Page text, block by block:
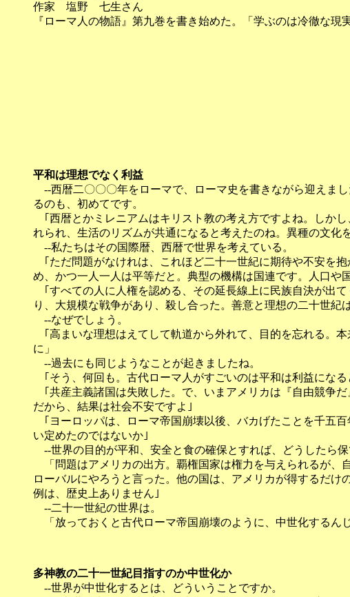
作家 塩野 七生さん
『ローマ人の物語』第九巻を書き始めた。「学ぶのは冷徹な現
平和は理想でなく利益
--西暦二〇〇〇年をローマで、ローマ史を書きながら迎えま
るのも、初めてです。
｢西暦とかミレニアムはキリスト教の考え方ですよね。しか
れられ、生活のリズムが共通になると考えたのね。異種の文
--私たちはその国際暦、西暦で世界を考えている。
｢ただ問題がなけれは、これほど二十一世紀に期待や不安を
め、かつ一人一人は平等だと。典型の機構は国連です。人口や
｢すべての人に人権を認める、その延長線上に民族自決が出
り、大規模な戦争があり、殺し合った。善意と理想の二十世紀
--なぜでしょう。
｢高まいな理想はえてして軌道から外れて、目的を忘れる。
に」
--過去にも同じようなことが起きましたね。
｢そう、何回も。古代ローマ人がすごいのは平和は利益にな
｢共産主義諸国は失敗した。で、いまアメリカは『自由競争
だから、結果は社会不安ですよ｣
｢ヨーロッパは、ローマ帝国崩壊以後、バカげたことを千五
い定めたのではないか｣
--世界の目的が平和、安全と食の確保とすれば、どうしたら保
「問題はアメリカの出方。覇権国家は権力を与えられるが、
ローバルにやろうと言った。他の国は、アメリカが得するだ
例は、歴史上ありません｣
--二十一世紀の世界は。
「放っておくと古代ローマ帝国崩壊のように、中世化するん
多神教の二十一世紀目指すのか中世化か
--世界が中世化するとは、どういうことですか。